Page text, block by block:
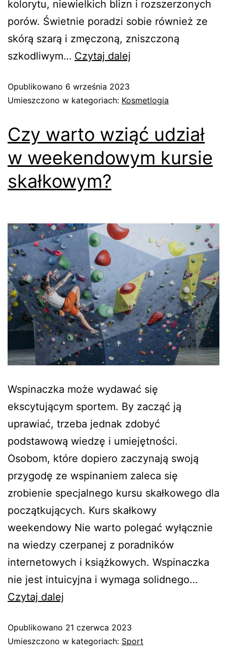
kolorytu, niewielkich blizn i rozszerzonych
porów. Świetnie poradzi sobie również ze
skórą szarą i zmęczoną, zniszczoną
szkodliwym… Czytaj dalej
Opublikowano 6 września 2023
Umieszczono w kategoriach: Kosmetlogia
Czy warto wziąć udział
w weekendowym kursie
skałkowym?
Wspinaczka może wydawać się
ekscytującym sportem. By zacząć ją
uprawiać, trzeba jednak zdobyć
podstawową wiedzę i umiejętności.
Osobom, które dopiero zaczynają swoją
przygodę ze wspinaniem zaleca się
zrobienie specjalnego kursu skałkowego dla
początkujących. Kurs skałkowy
weekendowy Nie warto polegać wyłącznie
na wiedzy czerpanej z poradników
internetowych i książkowych. Wspinaczka
nie jest intuicyjna i wymaga solidnego…
Czytaj dalej
Opublikowano 21 czerwca 2023
Umieszczono w kategoriach: Sport